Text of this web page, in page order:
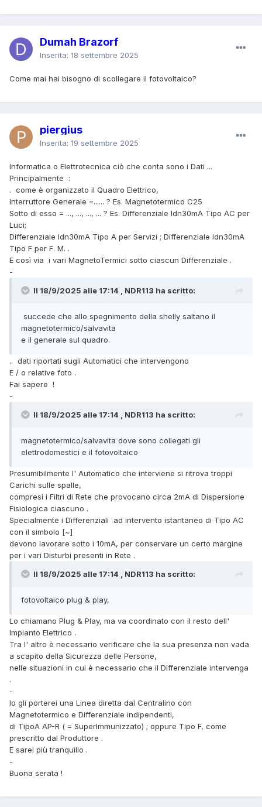
Dumah Brazorf
Inserita: 18 settembre 2025
Come mai hai bisogno di scollegare il fotovoltaico?
piergius
Inserita: 19 settembre 2025
Informatica o Elettrotecnica ciò che conta sono i Dati ...
Principalmente :
. come è organizzato il Quadro Elettrico,
Interruttore Generale =...... ? Es. Magnetotermico C25
Sotto di esso = ..., ..., ..., ... ? Es. Differenziale Idn30mA Tipo AC per
Luci;
Differenziale Idn30mA Tipo A per Servizi ; Differenziale Idn30mA
Tipo F per F. M. .
E così via i vari MagnetoTermici sotto ciascun Differenziale .
-
Il 18/9/2025 alle 17:14 , NDR113 ha scritto:
succede che allo spegnimento della shelly saltano il
magnetotermico/salvavita
e il generale sul quadro.
.. dati riportati sugli Automatici che intervengono
E / o relative foto .
Fai sapere !
-
Il 18/9/2025 alle 17:14 , NDR113 ha scritto:
magnetotermico/salvavita dove sono collegati gli
elettrodomestici e il fotovoltaico
Presumibilmente l' Automatico che interviene si ritrova troppi
Carichi sulle spalle,
compresi i Filtri di Rete che provocano circa 2mA di Dispersione
Fisiologica ciascuno .
Specialmente i Differenziali ad intervento istantaneo di Tipo AC
con il simbolo [~]
devono lavorare sotto i 10mA, per conservare un certo margine
per i vari Disturbi presenti in Rete .
Il 18/9/2025 alle 17:14 , NDR113 ha scritto:
fotovoltaico plug & play,
Lo chiamano Plug & Play, ma va coordinato con il resto dell'
Impianto Elettrico .
Tra l' altro è necessario verificare che la sua presenza non vada
a scapito della Sicurezza delle Persone,
nelle situazioni in cui è necessario che il Differenziale intervenga
.
-
Io gli porterei una Linea diretta dal Centralino con
Magnetotermico e Differenziale indipendenti,
di TipoA AP-R ( = SuperImmunizzato) ; oppure Tipo F, come
prescritto dal Produttore .
E sarei più tranquillo .
-
Buona serata !